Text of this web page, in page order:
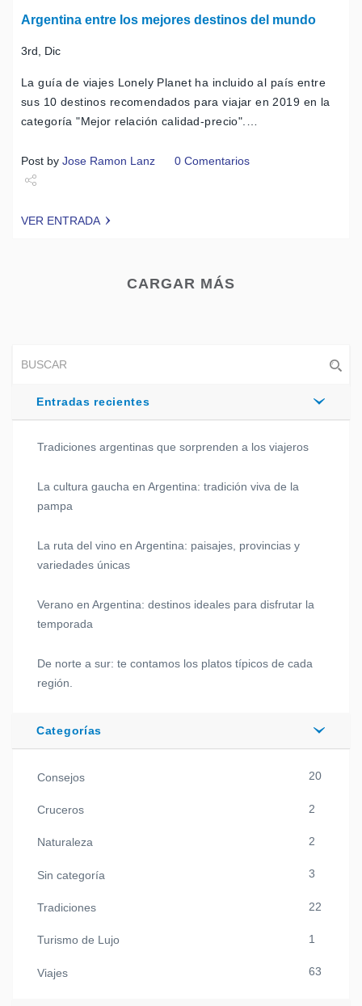
Argentina entre los mejores destinos del mundo
3rd, Dic
La guía de viajes Lonely Planet ha incluido al país entre
sus 10 destinos recomendados para viajar en 2019 en la
categoría "Mejor relación calidad-precio".…
Post by Jose Ramon Lanz 0 Comentarios
VER ENTRADA
CARGAR MÁS
Entradas recientes
Tradiciones argentinas que sorprenden a los viajeros
La cultura gaucha en Argentina: tradición viva de la
pampa
La ruta del vino en Argentina: paisajes, provincias y
variedades únicas
Verano en Argentina: destinos ideales para disfrutar la
temporada
De norte a sur: te contamos los platos típicos de cada
región.
Categorías
Consejos 20
Cruceros 2
Naturaleza 2
Sin categoría 3
Tradiciones 22
Turismo de Lujo 1
Viajes 63